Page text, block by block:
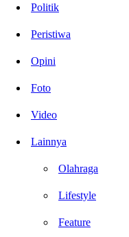
Politik
Peristiwa
Opini
Foto
Video
Lainnya
Olahraga
Lifestyle
Feature